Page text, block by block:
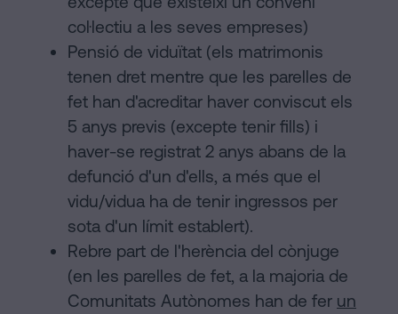
col·lectiu a les seves empreses)
Pensió de viduïtat (els matrimonis
tenen dret mentre que les parelles de
fet han d'acreditar haver conviscut els
5 anys previs (excepte tenir fills) i
haver-se registrat 2 anys abans de la
defunció d'un d'ells, a més que el
vidu/vidua ha de tenir ingressos per
sota d'un límit establert).
Rebre part de l'herència del cònjuge
(en les parelles de fet, a la majoria de
Comunitats Autònomes han de fer un